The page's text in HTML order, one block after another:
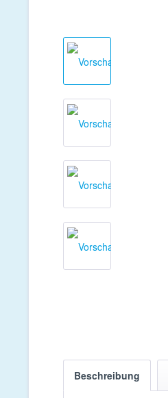
Beschreibung